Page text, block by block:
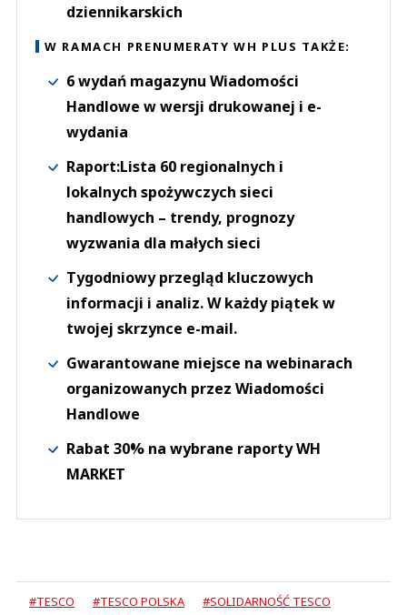
dziennikarskich
W RAMACH PRENUMERATY WH PLUS TAKŻE:
6 wydań magazynu Wiadomości
Handlowe w wersji drukowanej i e-
wydania
Raport:Lista 60 regionalnych i
lokalnych spożywczych sieci
handlowych – trendy, prognozy
wyzwania dla małych sieci
Tygodniowy przegląd kluczowych
informacji i analiz. W każdy piątek w
twojej skrzynce e-mail.
Gwarantowane miejsce na webinarach
organizowanych przez Wiadomości
Handlowe
Rabat 30% na wybrane raporty WH
MARKET
#TESCO #TESCO POLSKA
#SOLIDARNOŚĆ TESCO